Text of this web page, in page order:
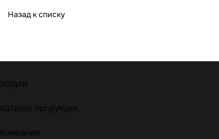
Назад к списку
Услуги
Каталог продукции
Компания